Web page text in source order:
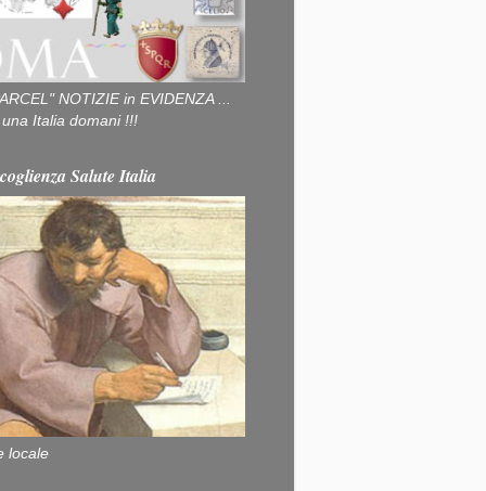
NOTIZIE in EVIDENZA ...
Italia domani !!!
Salute Italia
locale